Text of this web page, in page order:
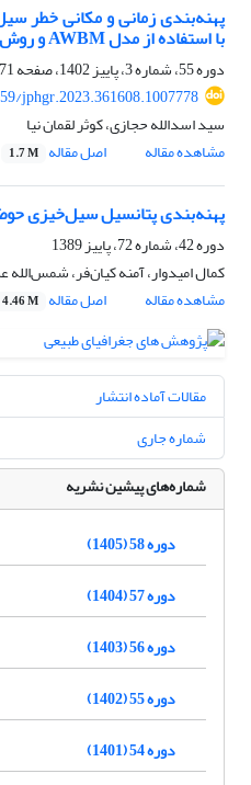
پهنه‌بندی زمانی و مکانی خطر
با استفاده از مدل‌ AWBM و روش Fuzzy-ANP
دوره 55، شماره 3، پاییز 1402، صفحه
71-88
jphgr.2023.361608.1007778
سید اسدالله حجازی، کوثر لقمان نیا
مشاهده مقاله
اصل مقاله 1.7 M
پهنه‌بندی پتانسیل سیل‌خیزی
دوره 42، شماره 72، پاییز 1389
کمال امیدوار، آمنه کیان‌فر،
مشاهده مقاله
اصل مقاله 4.46 M
مقالات آماده انتشار
شماره جاری
شماره‌های پیشین نشریه
دوره 58 (1405)
دوره 57 (1404)
دوره 56 (1403)
دوره 55 (1402)
دوره 54 (1401)